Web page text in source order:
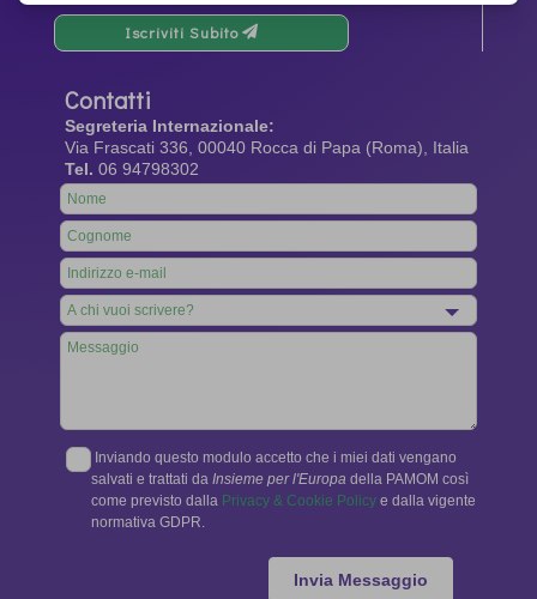
Iscriviti Subito
Contatti
Segreteria Internazionale:
Via Frascati 336, 00040 Rocca di Papa (Roma), Italia
Tel. 06 94798302
Leave
this
field
blank
Inviando questo modulo accetto che i miei dati vengano
salvati e trattati da Insieme per l'Europa della PAMOM così
come previsto dalla Privacy & Cookie Policy e dalla vigente
normativa GDPR.
Invia Messaggio